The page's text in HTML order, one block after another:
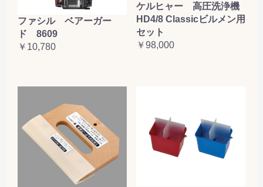
ファシル ベアーガー
ド 8609
￥10,780
ケルヒャー 高圧洗浄機
HD4/8 Classicビルメン用
セット
￥98,000